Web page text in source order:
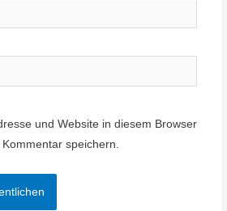
und Website in diesem Browser
speichern.